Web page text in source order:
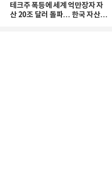
테크주 폭등에 세계 억만장자 자
산 20조 달러 돌파… 한국 자산